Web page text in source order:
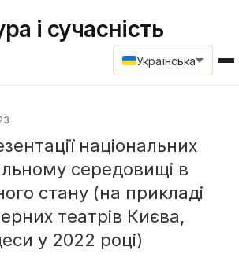
і сучасність
Українська
національних
середовищі в
стану (на прикладі
театрів Києва,
у 2022 році)